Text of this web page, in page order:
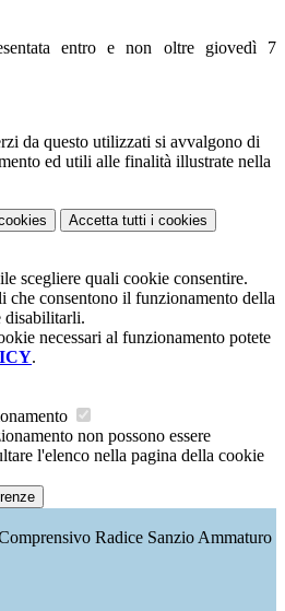
entro e non oltre giovedì 7
da questo utilizzati si avvalgono di
ed utili alle finalità illustrate nella
Accetta tutti i cookies
scegliere quali cookie consentire.
che consentono il funzionamento della
disabilitarli.
necessari al funzionamento potete
.
non possono essere
l'elenco nella pagina della cookie
Radice Sanzio Ammaturo